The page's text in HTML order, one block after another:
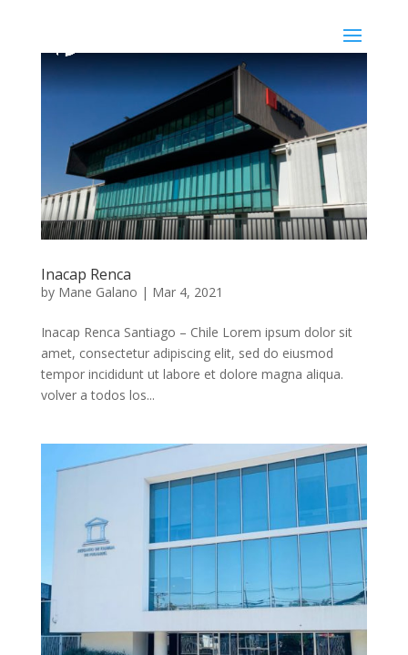
Inacap Renca
by Mane Galano | Mar 4, 2021
Inacap Renca Santiago – Chile Lorem ipsum dolor sit
amet, consectetur adipiscing elit, sed do eiusmod
tempor incididunt ut labore et dolore magna aliqua.
volver a todos los...